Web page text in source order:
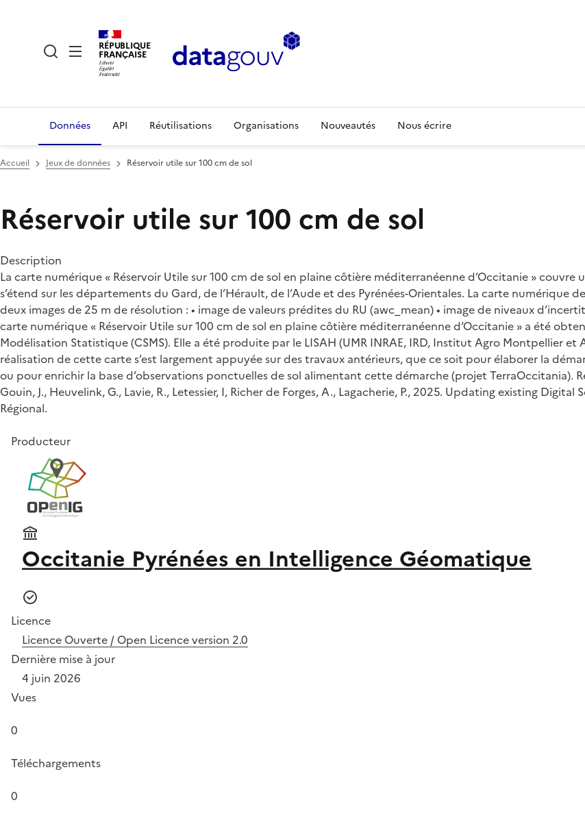
RÉPUBLIQUE
FRANÇAISE
Données API Réutilisations Organisations Nouveautés Nous écrire
Accueil Jeux de données Réservoir utile sur 100 cm de sol
Réservoir utile sur 100 cm de sol
Description
La carte numérique « Réservoir Utile sur 100 cm de sol en plaine côtière méditerranéenne d’Occitanie » couvre
s’étend sur les départements du Gard, de l’Hérault, de l’Aude et des Pyrénées-Orientales. La carte numérique
deux images de 25 m de résolution : • image de valeurs prédites du RU (awc_mean) • image de niveaux
carte numérique « Réservoir Utile sur 100 cm de sol en plaine côtière méditerranéenne d’Occitanie » a été
Modélisation Statistique (CSMS). Elle a été produite par le LISAH (UMR INRAE, IRD, Institut Agro Montpellier et
réalisation de cette carte s’est largement appuyée sur des travaux antérieurs, que ce soit pour élaborer la
ou pour enrichir la base d’observations ponctuelles de sol alimentant cette démarche (projet TerraOccitania).
Gouin, J., Heuvelink, G., Lavie, R., Letessier, I, Richer de Forges, A., Lagacherie, P., 2025. Updating existing
Régional.
Producteur
Occitanie Pyrénées en Intelligence Géomatique
Licence
Licence Ouverte / Open Licence version 2.0
Dernière mise à jour
4 juin 2026
Vues
0
Téléchargements
0